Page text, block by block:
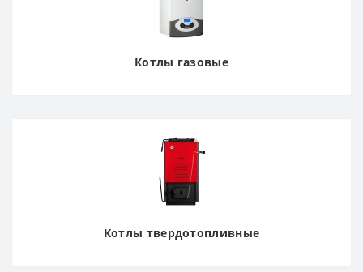
Котлы газовые
Котлы твердотопливные